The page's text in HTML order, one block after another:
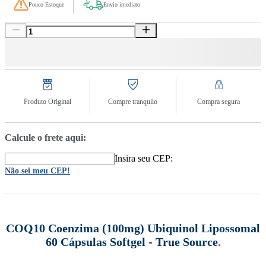
Pouco Estoque Envio imediato
Produto Original Compre tranquilo Compra segura
Calcule o frete aqui:
Insira seu CEP:
Não sei meu CEP!
COQ10 Coenzima (100mg) Ubiquinol Lipossomal
60 Cápsulas Softgel - True Source.